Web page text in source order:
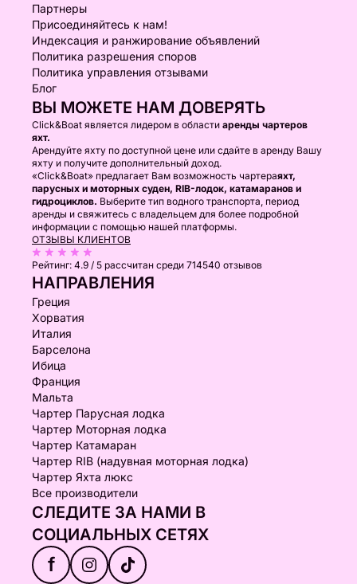
Партнеры
Присоединяйтесь к нам!
Индексация и ранжирование объявлений
Политика разрешения споров
Политика управления отзывами
Блог
ВЫ МОЖЕТЕ НАМ ДОВЕРЯТЬ
Click&Boat является лидером в области аренды чартеров
яхт.
Арендуйте яхту по доступной цене или сдайте в аренду Вашу
яхту и получите дополнительный доход.
«Click&Boat» предлагает Вам возможность чартераяхт,
парусных и моторных суден, RIB-лодок, катамаранов и
гидроциклов. Выберите тип водного транспорта, период
аренды и свяжитесь с владельцем для более подробной
информации с помощью нашей платформы.
ОТЗЫВЫ КЛИЕНТОВ
Рейтинг: 4.9 / 5 рассчитан среди 714540 отзывов
НАПРАВЛЕНИЯ
Греция
Хорватия
Италия
Барселона
Ибица
Франция
Мальта
Чартер Парусная лодка
Чартер Моторная лодка
Чартер Катамаран
Чартер RIB (надувная моторная лодка)
Чартер Яхта люкс
Все производители
СЛЕДИТЕ ЗА НАМИ В
СОЦИАЛЬНЫХ СЕТЯХ
f